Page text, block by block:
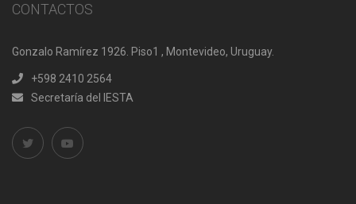
CONTACTOS
Gonzalo Ramírez 1926. Piso1 , Montevideo, Uruguay.
+598 2410 2564
Secretaría del IESTA